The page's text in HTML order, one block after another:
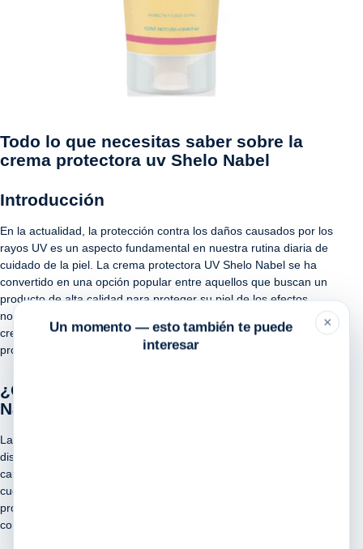
Todo lo que necesitas saber sobre la
crema protectora uv Shelo Nabel
Introducción
En la actualidad, la protección contra los daños causados por los
rayos UV es un aspecto fundamental en nuestra rutina diaria de
cuidado de la piel. La crema protectora UV Shelo Nabel se ha
convertido en una opción popular entre aquellos que buscan un
producto de alta calidad para proteger su piel de los efectos
nocivos del sol. En este artículo, exploraremos en detalle esta
crema y por qué es una excelente elección para mantener tu piel
protegida y saludable.
¿Qué es la crema protectora UV Shelo
Nabel?
La crema protectora UV de la marca Shelo Nabel es un producto
diseñado específicamente para proteger la piel de los daños
causados por la exposición a los rayos solares. Esta crema
cuenta con una fórmula avanzada que combina ingredientes
protectores y humectantes para brindar una protección completa
contra los rayos UVB y UVA.
×
Un momento — esto también te puede
interesar